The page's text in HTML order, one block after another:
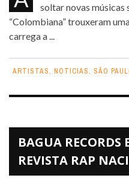
soltar novas músicas
“Colombiana” trouxeram
carrega a ...
ARTISTAS, NOTICIAS, SÃO
BAGUA RECORDS
REVISTA RAP